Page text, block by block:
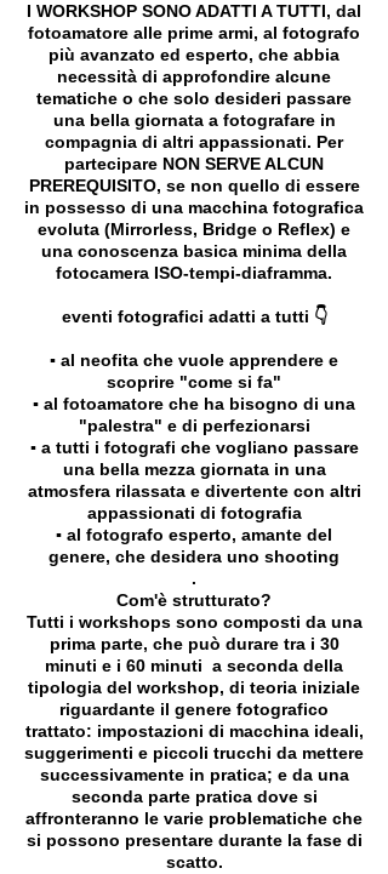
I WORKSHOP SONO ADATTI A TUTTI, dal
fotoamatore alle prime armi, al fotografo
più avanzato ed esperto, che abbia
necessità di approfondire alcune
tematiche o che solo desideri passare
una bella giornata a fotografare in
compagnia di altri appassionati. Per
partecipare NON SERVE ALCUN
PREREQUISITO, se non quello di essere
in possesso di una macchina fotografica
evoluta (Mirrorless, Bridge o Reflex) e
una conoscenza basica minima della
fotocamera ISO-tempi-diaframma.
eventi fotografici adatti a tutti 👇
▪️ al neofita che vuole apprendere e
scoprire "come si fa"
▪️ al fotoamatore che ha bisogno di una
"palestra" e di perfezionarsi
▪️ a tutti i fotografi che vogliano passare
una bella mezza giornata in una
atmosfera rilassata e divertente con altri
appassionati di fotografia
▪️ al fotografo esperto, amante del
genere, che desidera uno shooting
.
Com'è strutturato?
Tutti i workshops sono composti da una
prima parte, che può durare tra i 30
minuti e i 60 minuti a seconda della
tipologia del workshop, di teoria iniziale
riguardante il genere fotografico
trattato: impostazioni di macchina ideali,
suggerimenti e piccoli trucchi da mettere
successivamente in pratica; e da una
seconda parte pratica dove si
affronteranno le varie problematiche che
si possono presentare durante la fase di
scatto.